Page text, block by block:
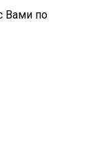
Вами по